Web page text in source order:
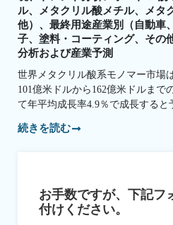
ル、メタクリル酸メチル、メタ
他）、最終用途産業別（自動車
子、塗料・コーティング、その
分析および産業予測
世界メタクリル酸系モノマー市場
101億米ドルから162億米ドルまで
て年平均成長率4.9％で成長すると
続きを読む
お手数ですが、下記フ
付けください。